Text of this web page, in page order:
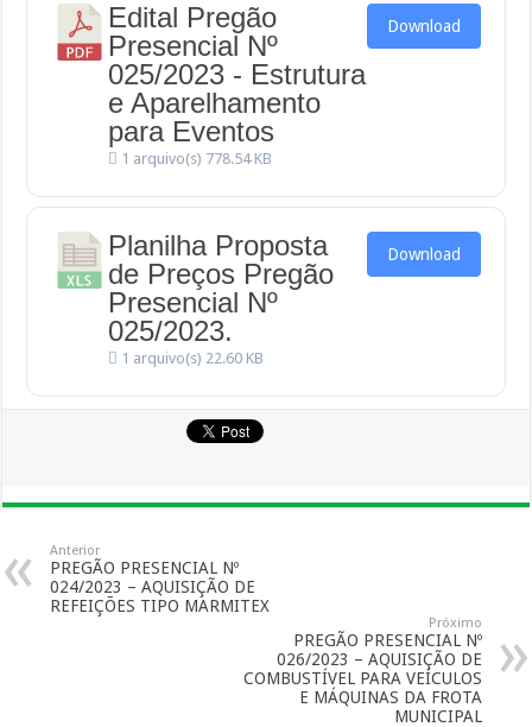
Edital Pregão
Presencial Nº
025/2023 - Estrutura
e Aparelhamento
para Eventos
1 arquivo(s) 778.54 KB
Download
Planilha Proposta
de Preços Pregão
Presencial Nº
025/2023.
1 arquivo(s) 22.60 KB
Download
Anterior
PREGÃO PRESENCIAL Nº
024/2023 – AQUISIÇÃO DE
REFEIÇÕES TIPO MARMITEX
Próximo
PREGÃO PRESENCIAL Nº
026/2023 – AQUISIÇÃO DE
COMBUSTÍVEL PARA VEÍCULOS
E MÁQUINAS DA FROTA
MUNICIPAL